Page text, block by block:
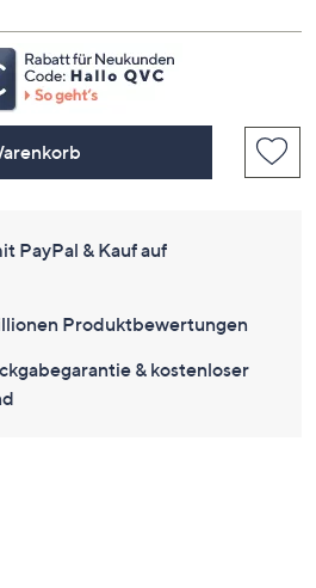
PayPal & Kauf auf
Produktbewertungen
& kostenloser